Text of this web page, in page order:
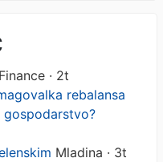
Finance · 2t
rebalansa
gospodarstvo?
Mladina · 3t